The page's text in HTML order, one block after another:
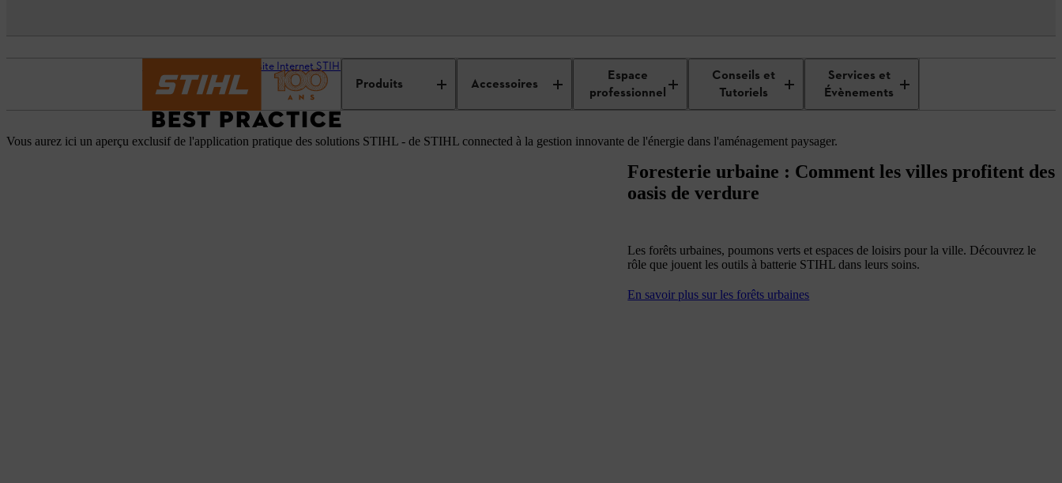
Produits Accessoires
Espace
professionnel
Conseils et
Tutoriels
Services et
Évènements
Notre site Internet STIHL pour les professionnels Connaissances utiles de professionnels pour les professionnels Best Practice
BEST PRACTICE
Vous aurez ici un aperçu exclusif de l'application pratique des solutions STIHL - de STIHL connected à la gestion innovante de l'énergie dans l'aménagement paysager.
Foresterie urbaine : Comment les villes profitent des
oasis de verdure
Les forêts urbaines, poumons verts et espaces de loisirs pour la ville. Découvrez le
rôle que jouent les outils à batterie STIHL dans leurs soins.
En savoir plus sur les forêts urbaines